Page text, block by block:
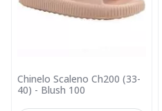
Chinelo Scaleno Ch200 (33-
40) - Blush 100